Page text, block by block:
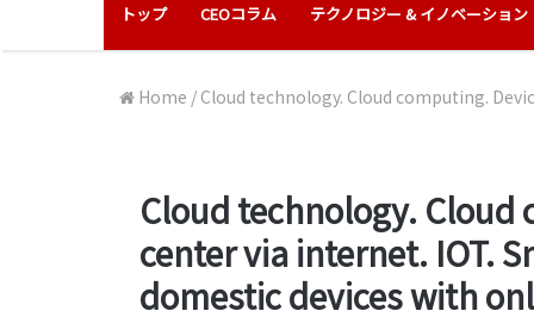
トップ CEOコラム テクノロジー & イノベーション
Home / Cloud technology. Cloud computing.
Cloud technology. Cloud
center via internet. IOT.
domestic devices with